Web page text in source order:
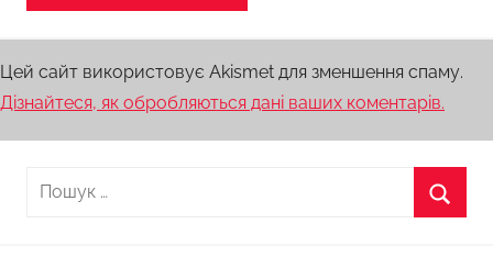
Цей сайт використовує Akismet для зменшення спаму.
Дізнайтеся, як обробляються дані ваших коментарів.
Пошук: